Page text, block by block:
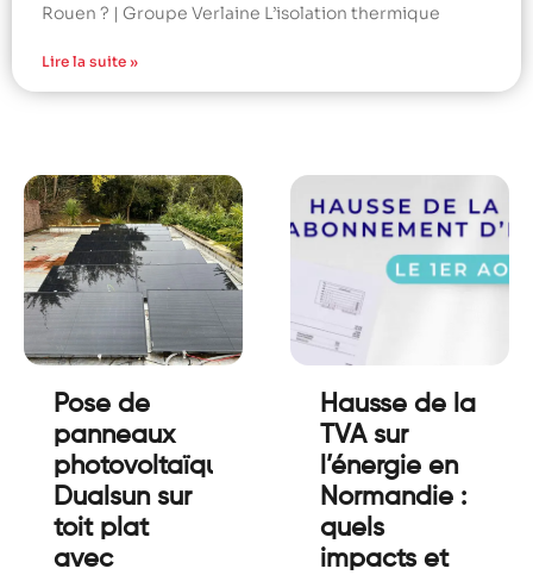
Rouen ? | Groupe Verlaine L’isolation thermique
Lire la suite »
Pose de
panneaux
photovoltaïque
Dualsun sur
toit plat
avec
Hausse de la
TVA sur
l’énergie en
Normandie :
quels
impacts et